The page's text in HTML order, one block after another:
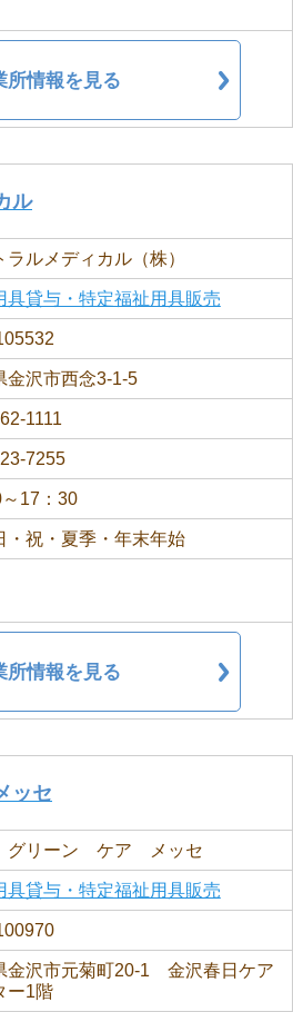
所情報を見る
ル
ラルメディカル（株）
具貸与・特定福祉用具販売
金沢市西念3-1-5
1111
7255
17：30
・祝・夏季・年末年始
所情報を見る
ッセ
グリーン ケア メッセ
具貸与・特定福祉用具販売
金沢市元菊町20-1 金沢春日ケア
ー1階